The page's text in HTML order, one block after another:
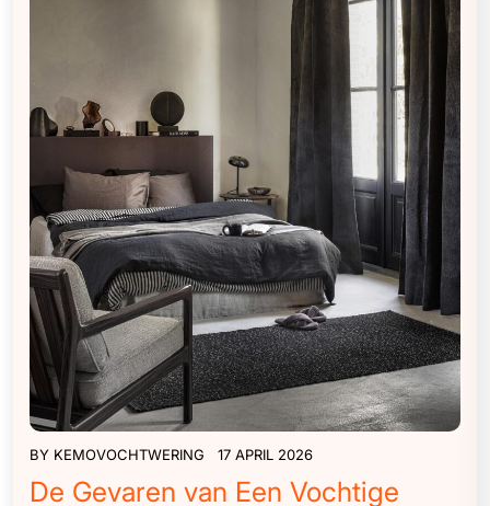
BY KEMOVOCHTWERING 17 APRIL 2026
De Gevaren van Een Vochtige